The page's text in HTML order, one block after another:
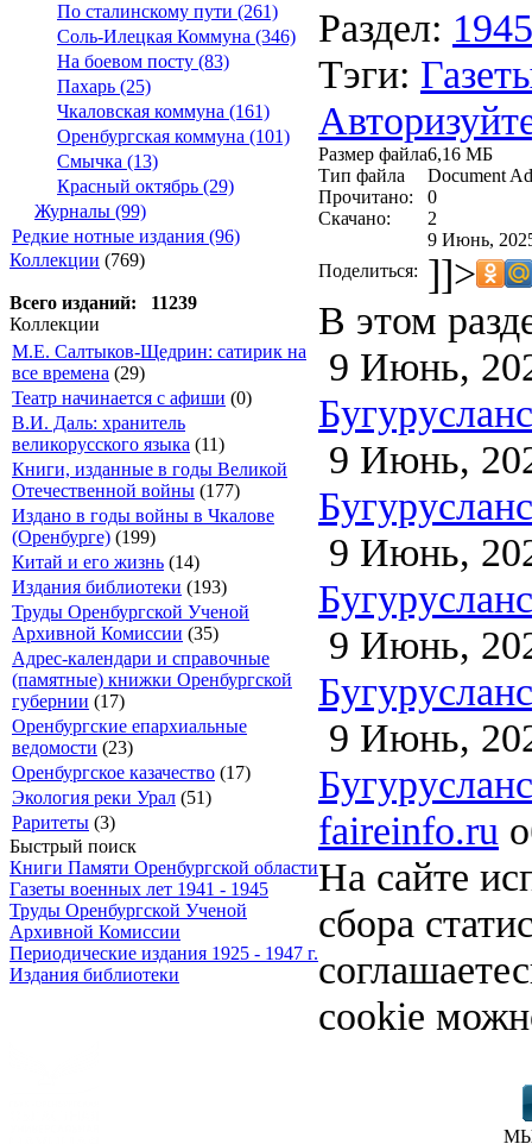
По сталинскому пути (261)
Соль-Илецкая Коммуна (346)
На боевом посту (83)
Пахарь (25)
Чкаловская коммуна (161)
Оренбургская коммуна (101)
Смычка (13)
Красный октябрь (29)
Журналы (99)
Редкие нотные издания (96)
Коллекции (769)
Всего изданий: 11239
Коллекции
М.Е. Салтыков-Щедрин: сатирик на
все времена (29)
Театр начинается с афиши (0)
В.И. Даль: хранитель
великорусского языка (11)
Книги, изданные в годы Великой
Отечественной войны (177)
Издано в годы войны в Чкалове
(Оренбурге) (199)
Китай и его жизнь (14)
Издания библиотеки (193)
Труды Оренбургской Ученой
Архивной Комиссии (35)
Адрес-календари и справочные
(памятные) книжки Оренбургской
губернии (17)
Оренбургские епархиальные
ведомости (23)
Оренбургское казачество (17)
Экология реки Урал (51)
Раритеты (3)
Быстрый поиск
Книги Памяти Оренбургской области
Газеты военных лет 1941 - 1945
Труды Оренбургской Ученой
Архивной Комиссии
Периодические издания 1925 - 1947 г.
Издания библиотеки
Раздел: 1945
Тэги:
Размер файла6,16 МБ
Тип файла
Document
Прочитано:
0
Скачано:
2
9 Июнь,
Поделиться: ]]>
В этом
9 Июнь,
9 Июнь,
9 Июнь,
9 Июнь,
9 Июнь,
faireinfo.ru
На сайте
сбора
cookie